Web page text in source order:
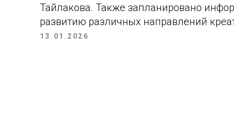
Тайлакова. Также запланировано
развитию различных направлений
13.01.2026